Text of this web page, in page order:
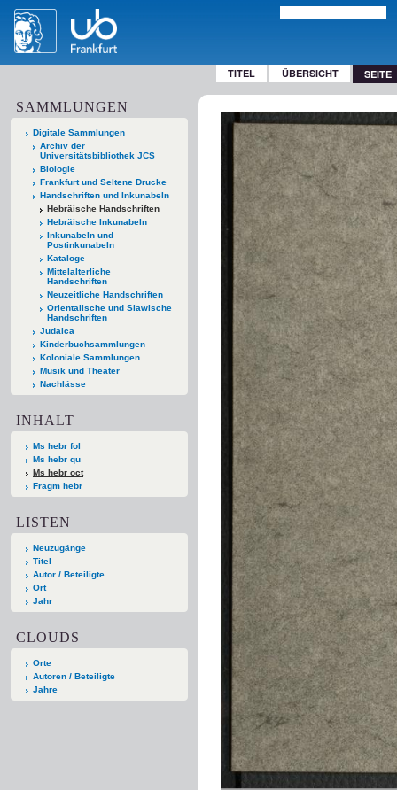
TITEL ÜBERSICHT SEITE
SAMMLUNGEN
Digitale Sammlungen
Archiv der
Universitätsbibliothek JCS
Biologie
Frankfurt und Seltene Drucke
Handschriften und Inkunabeln
Hebräische Handschriften
Hebräische Inkunabeln
Inkunabeln und
Postinkunabeln
Kataloge
Mittelalterliche
Handschriften
Neuzeitliche Handschriften
Orientalische und Slawische
Handschriften
Judaica
Kinderbuchsammlungen
Koloniale Sammlungen
Musik und Theater
Nachlässe
INHALT
Ms hebr fol
Ms hebr qu
Ms hebr oct
Fragm hebr
LISTEN
Neuzugänge
Titel
Autor / Beteiligte
Ort
Jahr
CLOUDS
Orte
Autoren / Beteiligte
Jahre